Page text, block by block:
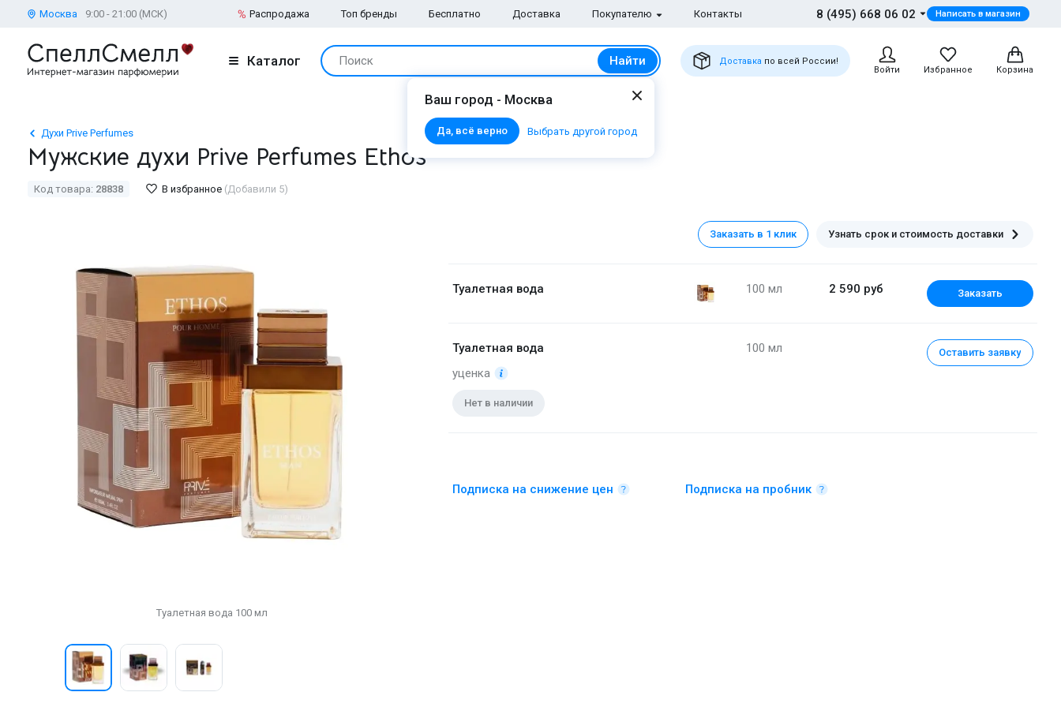
Москва 9:00 - 21:00 (МСК) Распродажа Топ бренды Бесплатно Доставка Покупателю Контакты 8 (495) 668 06 02 Написать в магазин
Каталог Поиск Найти Доставка по всей России!
Войти
Избранное Корзина
Ваш город - Москва
Да, всё верно Выбрать другой город
Духи Prive Perfumes
Мужские духи Prive Perfumes Ethos
Код товара: 28838 В избранное (Добавили 5)
Туалетная вода 100 мл
Заказать в 1 клик Узнать срок и стоимость доставки
Туалетная вода 2 590 руб
100 мл Заказать
Туалетная вода
уценка
Нет в наличии
100 мл Оставить заявку
Подписка на снижение цен Подписка на пробник